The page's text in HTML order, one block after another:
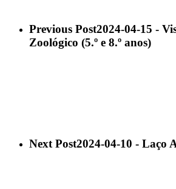
Previous Post2024-04-15 -
Zoológico (5.º e 8.º anos)
Next Post2024-04-10 - Laço